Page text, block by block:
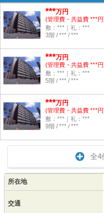
***万円
(管理費・共益費 ***
敷：***｜礼：***
3階 / *** / ***
***万円
(管理費・共益費 ***
敷：***｜礼：***
5階 / *** / ***
***万円
(管理費・共益費 ***
敷：***｜礼：***
9階 / *** / ***
全4
所在地
交通